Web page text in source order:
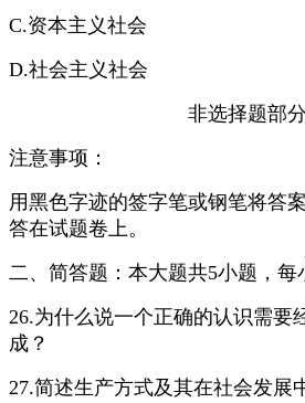
C.资本主义社会
D.社会主义社会
非选择题部分
注意事项：
用黑色字迹的签字笔或钢笔将答
答在试题卷上。
二、简答题：本大题共5小题，每
26.为什么说一个正确的认识需要
成？
27.简述生产方式及其在社会发展